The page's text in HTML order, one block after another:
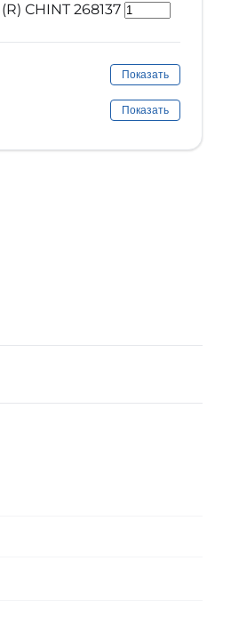
CHINT 268137
Показать
Показать